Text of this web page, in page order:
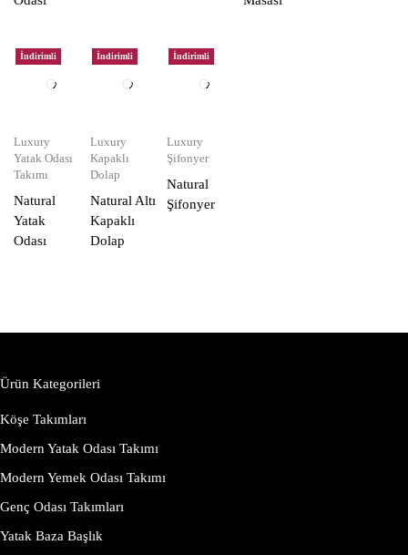
İndirimli
Luxury
Yatak Odası
Takımı
Natural
Yatak
Odası
İndirimli
Luxury
Kapaklı
Dolap
Natural Altı
Kapaklı
Dolap
İndirimli
Luxury
Şifonyer
Natural
Şifonyer
Ürün Kategorileri
Köşe Takımları
Modern Yatak Odası Takımı
Modern Yemek Odası Takımı
Genç Odası Takımları
Yatak Baza Başlık